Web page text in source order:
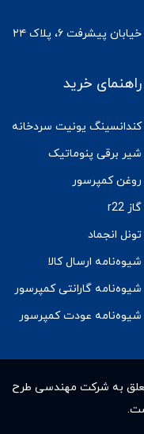
۶، پلاک ۲۴
راهنمای خرید
کندانسینگ یونیت سردخانه
شیر برقی پنوماتیک
روغن کمپرسور
گاز r22
تونل انجماد
شیوه‌نامه ارسال کالا
شیوه‌نامه گارانتی کمپرسور
شیوه‌نامه عودت کمپرسور
به شرکت مهندسی طرح